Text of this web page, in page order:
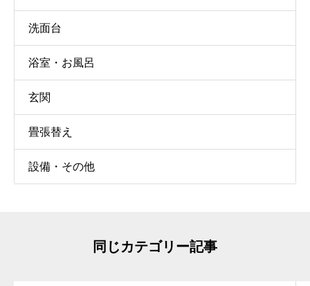
洗面台
浴室・お風呂
玄関
畳張替え
設備・その他
同じカテゴリー記事